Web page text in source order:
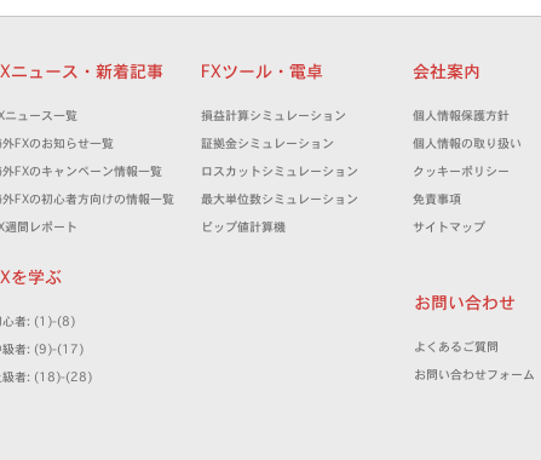
ニュース・新着記事
ニュース一覧
外FXのお知らせ一覧
外FXのキャンペーン情報一覧
外FXの初心者方向けの情報一覧
週間レポート
FXツール・電卓
損益計算シミュレーション
証拠金シミュレーション
ロスカットシミュレーション
最大単位数シミュレーション
ピップ値計算機
会社案内
個人情報保護方針
個人情報の取り扱い
クッキーポリシー
免責事項
サイトマップ
を学ぶ
心者: (1)-(8)
級者: (9)-(17)
級者: (18)-(28)
お問い合わせ
よくあるご質問
お問い合わせフォーム